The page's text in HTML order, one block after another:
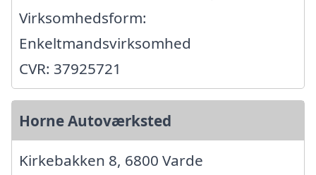
Virksomhedsform:
Enkeltmandsvirksomhed
CVR: 37925721
Horne Autoværksted
Kirkebakken 8, 6800 Varde